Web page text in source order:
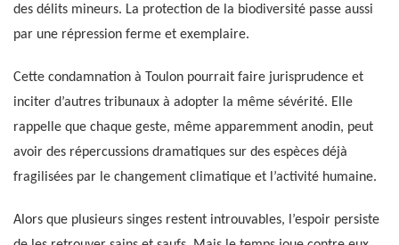
des délits mineurs. La protection de la biodiversité passe aussi
par une répression ferme et exemplaire.
Cette condamnation à Toulon pourrait faire jurisprudence et
inciter d’autres tribunaux à adopter la même sévérité. Elle
rappelle que chaque geste, même apparemment anodin, peut
avoir des répercussions dramatiques sur des espèces déjà
fragilisées par le changement climatique et l’activité humaine.
Alors que plusieurs singes restent introuvables, l’espoir persiste